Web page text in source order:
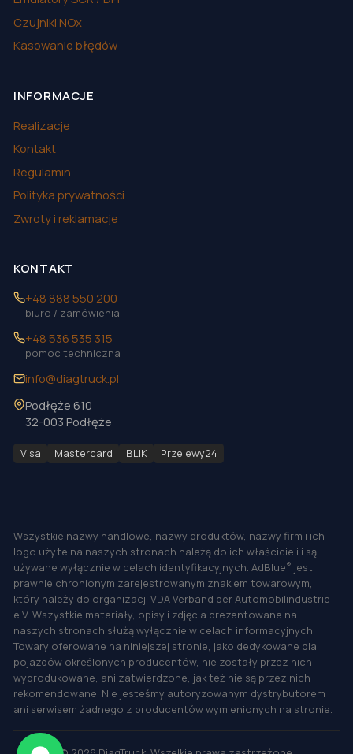
Czujniki NOx
Kasowanie błędów
INFORMACJE
Realizacje
Kontakt
Regulamin
Polityka prywatności
Zwroty i reklamacje
KONTAKT
+48 888 550 200
biuro / zamówienia
+48 536 535 315
pomoc techniczna
info@diagtruck.pl
Podłęże 610
32-003 Podłęże
Visa Mastercard BLIK Przelewy24
Wszystkie nazwy handlowe, nazwy produktów, nazwy firm i ich
logo użyte na naszych stronach należą do ich właścicieli i są
używane wyłącznie w celach identyfikacyjnych. AdBlue® jest
prawnie chronionym zarejestrowanym znakiem towarowym,
który należy do organizacji VDA Verband der Automobilindustrie
e.V. Wszystkie materiały, opisy i zdjęcia prezentowane na
naszych stronach służą wyłącznie w celach informacyjnych.
Towary oferowane na niniejszej stronie, jako dedykowane dla
pojazdów określonych producentów, nie zostały przez nich
wyprodukowane, ani zatwierdzone, jak też nie są przez nich
rekomendowane. Nie jesteśmy autoryzowanym dystrybutorem
ani serwisem żadnego z producentów wymienionych na stronie.